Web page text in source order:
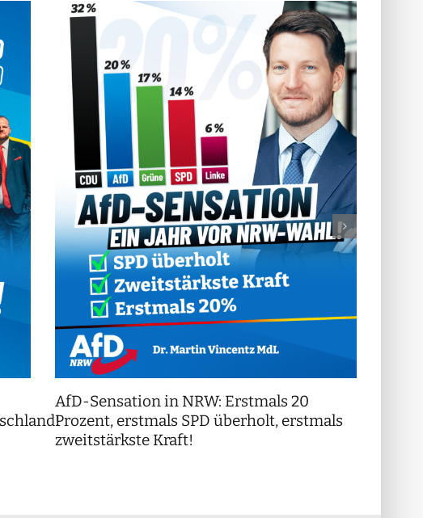
AfD-Sensation in NRW: Erstmals 20
Prozent, erstmals SPD überholt, erstmals
zweitstärkste Kraft!